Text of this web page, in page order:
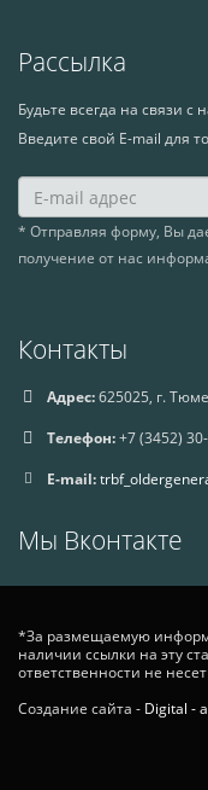
Рассылка
Будьте всегда на связи
Введите свой E-mail для
* Отправляя форму, Вы
получение от нас
Контакты
Адрес:625025, г.
Телефон:+7 (3452)
E-mail:
Мы Вконтакте
*За размещаемую
наличии ссылки на эту
ответственности не несет
Создание сайта - Digital -